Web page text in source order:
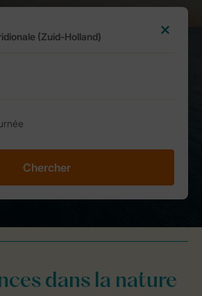
Chercher
dans la nature